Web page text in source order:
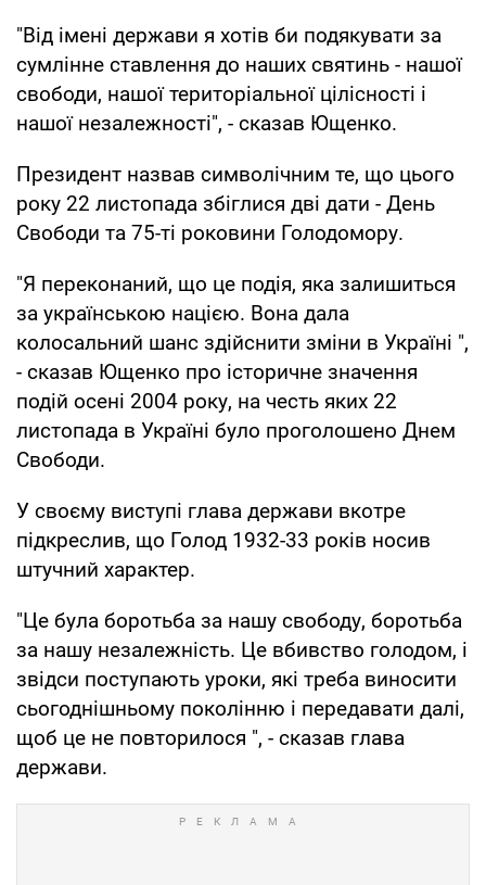
"Від імені держави я хотів би подякувати за
сумлінне ставлення до наших святинь - нашої
свободи, нашої територіальної цілісності і
нашої незалежності", - сказав Ющенко.
Президент назвав символічним те, що цього
року 22 листопада збіглися дві дати - День
Свободи та 75-ті роковини Голодомору.
"Я переконаний, що це подія, яка залишиться
за українською нацією. Вона дала
колосальний шанс здійснити зміни в Україні ",
- сказав Ющенко про історичне значення
подій осені 2004 року, на честь яких 22
листопада в Україні було проголошено Днем
Свободи.
У своєму виступі глава держави вкотре
підкреслив, що Голод 1932-33 років носив
штучний характер.
"Це була боротьба за нашу свободу, боротьба
за нашу незалежність. Це вбивство голодом, і
звідси поступають уроки, які треба виносити
сьогоднішньому поколінню і передавати далі,
щоб це не повторилося ", - сказав глава
держави.